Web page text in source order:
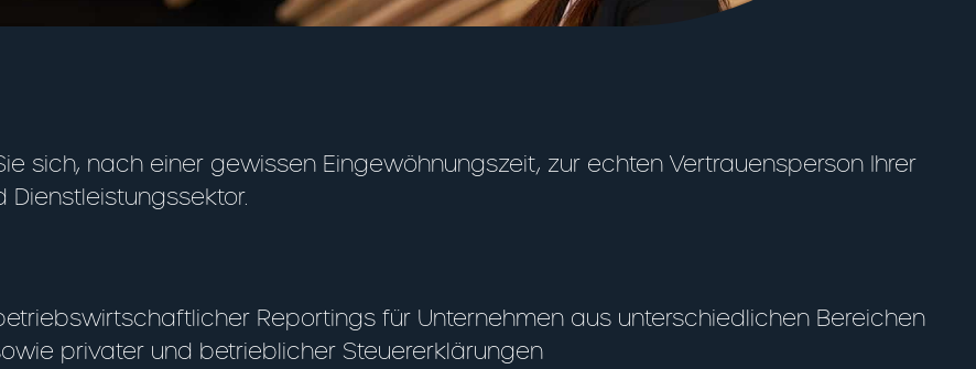
sich, nach einer gewissen Eingewöhnungszeit, zur echten Vertrauensperson Ihrer
Dienstleistungssektor.
Reportings für Unternehmen aus unterschiedlichen Bereichen
privater und betrieblicher Steuererklärungen